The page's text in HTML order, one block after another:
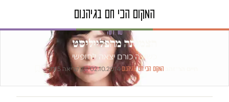
טור דעה
הצמיתה מהפלייליסט
כשאיה כורם יצאה לחופשי
המקום הכי חם בגיהנום·
02.10.2014
·זמן קריאה 5 דק׳